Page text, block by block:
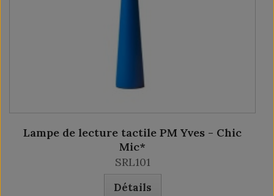
Lampe de lecture tactile PM Yves - Chic
Mic*
SRL101
Détails